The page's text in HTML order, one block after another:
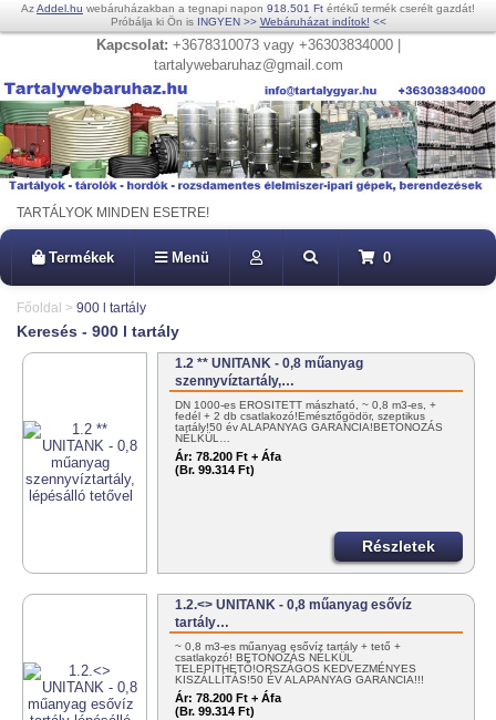
AzAddel.hu webáruházakban a tegnapi napon 918.501 Ft értékű termék cserélt gazdát!
Próbálja ki Ön is INGYEN >> Webáruházat indítok! <<
Kapcsolat: +3678310073 vagy +36303834000 |
tartalywebaruhaz@gmail.com
TARTÁLYOK MINDEN ESETRE!
Termékek Menü 0
Főoldal > 900 l tartály
Keresés - 900 l tartály
1.2 ** UNITANK - 0,8 műanyag
szennyvíztartály,…
DN 1000-es ERŐSÍTETT mászható, ~ 0,8 m3-es, +
fedél + 2 db csatlakozó!Emésztőgödör, szeptikus
tartály!50 év ALAPANYAG GARANCIA!BETONOZÁS
NÉLKÜL…
Ár: 78.200 Ft + Áfa
(Br. 99.314 Ft)
Részletek
1.2.<> UNITANK - 0,8 műanyag esővíz
tartály…
~ 0,8 m3-es műanyag esővíz tartály + tető +
csatlakozó! BETONOZÁS NÉLKÜL
TELEPÍTHETŐ!ORSZÁGOS KEDVEZMÉNYES
KISZÁLLÍTÁS!50 ÉV ALAPANYAG GARANCIA!!!
100%…
Ár: 78.200 Ft + Áfa
(Br. 99.314 Ft)